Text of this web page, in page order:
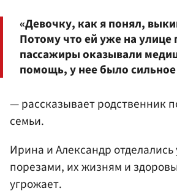
«Девочку, как я понял,
Потому что ей уже на улице
пассажиры оказывали
помощь, у нее было
— рассказывает родственник
семьи.
Ирина и Александр
порезами, их жизням и
угрожает.